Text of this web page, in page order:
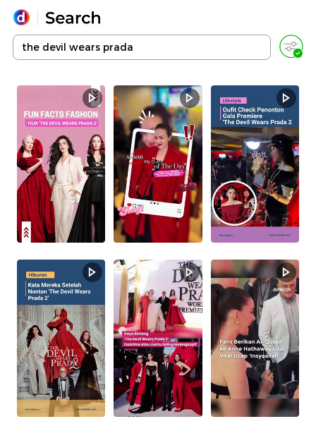
Yang sedang ramai dicari
Loading...
Promoted
Terakhir yang dicari